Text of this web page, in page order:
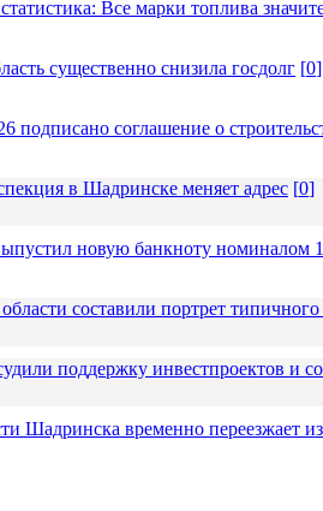
Все марки топлива
существенно снизила госдолг [0]
соглашение о
в Шадринске меняет адрес [0]
новую банкноту номиналом
составили портрет
поддержку инвестпроектов и
Шадринска временно переезжает